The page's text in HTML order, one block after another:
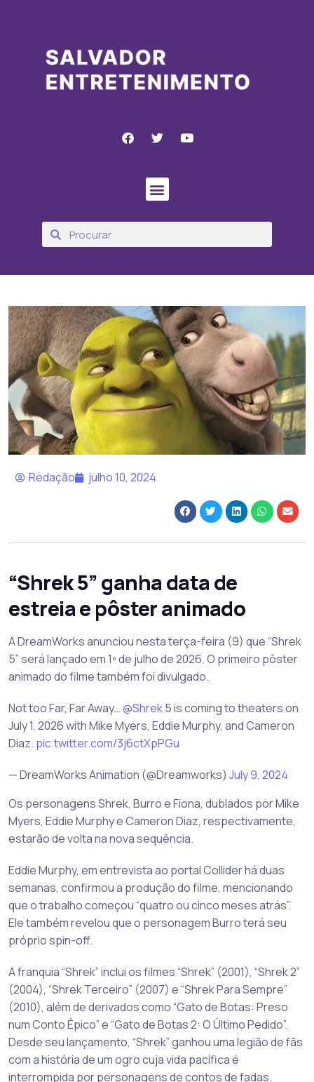
Redação julho 10, 2024
“Shrek 5” ganha data de
estreia e pôster animado
A DreamWorks anunciou nesta terça-feira (9) que “Shrek
5” será lançado em 1º de julho de 2026. O primeiro pôster
animado do filme também foi divulgado.
Not too Far, Far Away…@Shrek5 is coming to theaters on
July 1, 2026 with Mike Myers, Eddie Murphy, and Cameron
Diaz. pic.twitter.com/3j6ctXpPGu
— DreamWorks Animation (@Dreamworks) July 9, 2024
Os personagens Shrek, Burro e Fiona, dublados por Mike
Myers, Eddie Murphy e Cameron Diaz, respectivamente,
estarão de volta na nova sequência.
Eddie Murphy, em entrevista ao portal Collider há duas
semanas, confirmou a produção do filme, mencionando
que o trabalho começou “quatro ou cinco meses atrás”.
Ele também revelou que o personagem Burro terá seu
próprio spin-off.
A franquia “Shrek” inclui os filmes “Shrek” (2001), “Shrek 2”
(2004), “Shrek Terceiro” (2007) e “Shrek Para Sempre”
(2010), além de derivados como “Gato de Botas: Preso
num Conto Épico” e “Gato de Botas 2: O Último Pedido”.
Desde seu lançamento, “Shrek” ganhou uma legião de fãs
com a história de um ogro cuja vida pacífica é
interrompida por personagens de contos de fadas.